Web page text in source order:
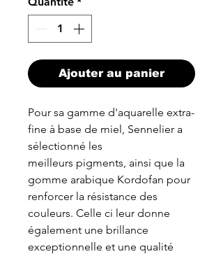
Ajouter au panier
Pour sa gamme d'aquarelle extra-
fine à base de miel, Sennelier a
sélectionné les
meilleurs pigments, ainsi que la
gomme arabique Kordofan pour
renforcer la résistance des
couleurs. Celle ci leur donne
également une brillance
exceptionnelle et une qualité